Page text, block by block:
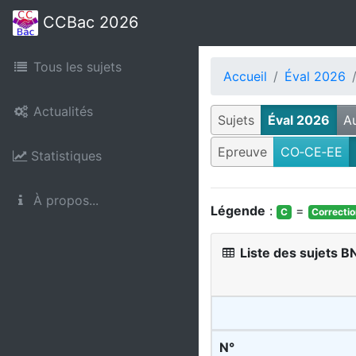
CCBac 2026
Tous les sujets
Actualités
Statistiques
À propos...
Accueil Éval 2026
Sujets Éval 2026
Epreuve
CO‑CE‑EE
Légende : C =
Liste des sujets
N°